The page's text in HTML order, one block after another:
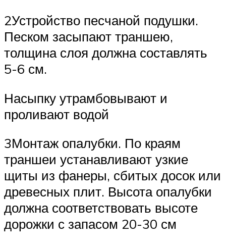
2Устройство песчаной подушки.
Песком засыпают траншею,
толщина слоя должна составлять
5-6 см.
Насыпку утрамбовывают и
проливают водой
3Монтаж опалубки. По краям
траншеи устанавливают узкие
щиты из фанеры, сбитых досок или
древесных плит. Высота опалубки
должна соответствовать высоте
дорожки с запасом 20-30 см